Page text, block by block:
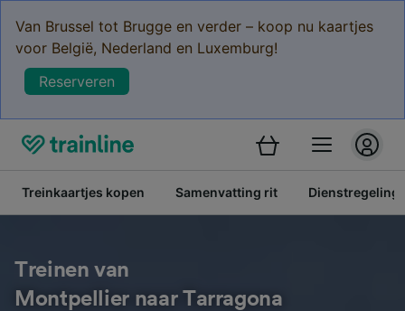
Van Brussel tot Brugge en verder – koop nu kaartjes
voor België, Nederland en Luxemburg!
Reserveren
Treinkaartjes kopen Samenvatting rit Dienstregeling
Treinen van
Montpellier naar Tarragona